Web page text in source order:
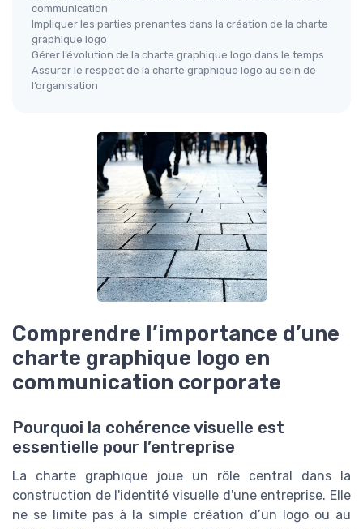
communication
Impliquer les parties prenantes dans la création de la charte
graphique logo
Gérer l’évolution de la charte graphique logo dans le temps
Assurer le respect de la charte graphique logo au sein de
l’organisation
Comprendre l’importance d’une
charte graphique logo en
communication corporate
Pourquoi la cohérence visuelle est
essentielle pour l’entreprise
La charte graphique joue un rôle central dans la
construction de l'identité visuelle d'une entreprise. Elle
ne se limite pas à la simple création d’un logo ou au